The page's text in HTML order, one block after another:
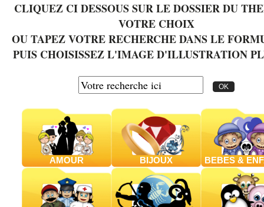
CLIQUEZ CI DESSOUS SUR LE DOSSIER DU
VOTRE CHOIX
OU TAPEZ VOTRE RECHERCHE DANS LE
PUIS CHOISISSEZ L'IMAGE D'ILLUSTRATION
AMOUR BIJOUX BEBES &